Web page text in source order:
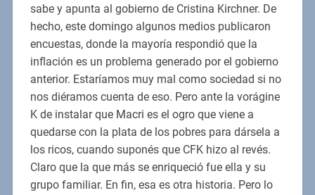
sabe y apunta al gobierno de Cristina Kirchner. De
hecho, este domingo algunos medios publicaron
encuestas, donde la mayoría respondió que la
inflación es un problema generado por el gobierno
anterior. Estaríamos muy mal como sociedad si no
nos diéramos cuenta de eso. Pero ante la vorágine
K de instalar que Macri es el ogro que viene a
quedarse con la plata de los pobres para dársela a
los ricos, cuando suponés que CFK hizo al revés.
Claro que la que más se enriqueció fue ella y su
grupo familiar. En fin, esa es otra historia. Pero lo